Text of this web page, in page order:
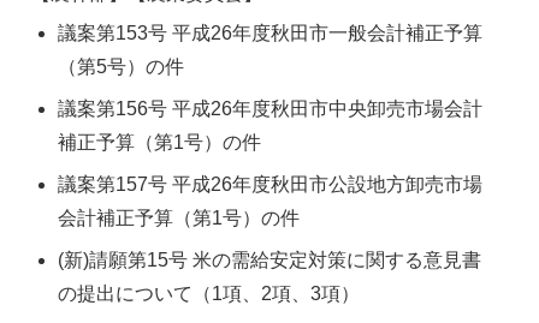
議案第153号 平成26年度秋田市一般会計補正予算
（第5号）の件
議案第156号 平成26年度秋田市中央卸売市場会計
補正予算（第1号）の件
議案第157号 平成26年度秋田市公設地方卸売市場
会計補正予算（第1号）の件
(新)請願第15号 米の需給安定対策に関する意見書
の提出について（1項、2項、3項）